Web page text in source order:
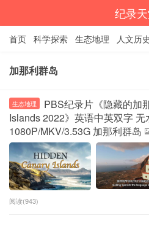
纪录
首页 科学探索 生态地理 人文历史
经典纪录 4K纪录片
加那利群岛
生态地理
PBS纪录片《隐藏的加
Islands 2022》英语中英双字 无
1080P/MKV/3.53G 加那利群岛
阅读(943)